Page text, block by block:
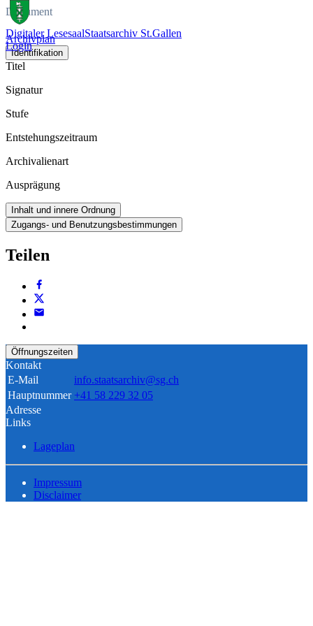
Digitaler LesesaalStaatsarchiv St.Gallen
Login
Dokument
Archivplan
Identifikation
Titel
Signatur
Stufe
Entstehungszeitraum
Archivalienart
Ausprägung
Inhalt und innere Ordnung
Zugangs- und Benutzungsbestimmungen
Teilen
Öffnungszeiten
Kontakt
E-Mail
info.staatsarchiv@sg.ch
Hauptnummer +41 58 229 32 05
Adresse
Links
Lageplan
Impressum
Disclaimer